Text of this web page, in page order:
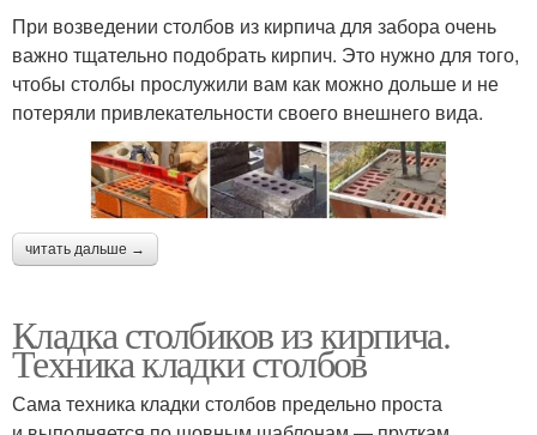
При возведении столбов из кирпича для забора очень
важно тщательно подобрать кирпич. Это нужно для того,
чтобы столбы прослужили вам как можно дольше и не
потеряли привлекательности своего внешнего вида.
читать дальше →
Кладка столбиков из кирпича.
Техника кладки столбов
Сама техника кладки столбов предельно проста